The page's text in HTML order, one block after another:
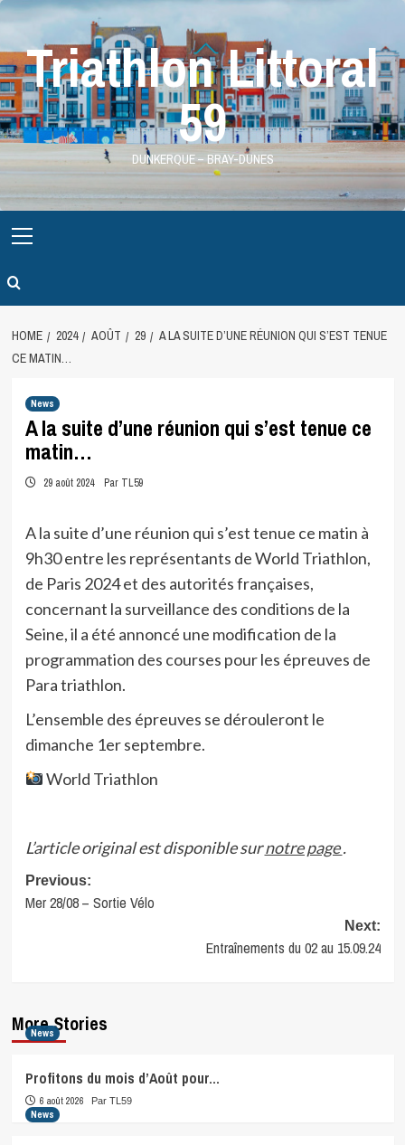
Skip
contentTriathlon Littoral
59
DUNKERQUE – BRAY-DUNES
Menu
HOME 2024 AOÛT 29
A LA SUITE D’UNE RÉUNION QUI S’EST TENUE
CE MATIN…
News
A la suite d’une réunion qui s’est tenue ce
matin…
29 août 2024 Par TL59
A la suite d’une réunion qui s’est tenue ce matin à
9h30 entre les représentants de World Triathlon,
de Paris 2024 et des autorités françaises,
concernant la surveillance des conditions de la
Seine, il a été annoncé une modification de la
programmation des courses pour les épreuves de
Para triathlon.
L’ensemble des épreuves se dérouleront le
dimanche 1er septembre.
World Triathlon
L’article original est disponible surnotre page.
Post
navigation
Previous:
Mer 28/08 – Sortie Vélo
Next:
Entraînements du 02 au 15.09.24
More Stories
News
Profitons du mois d’Août pour…
6 août 2026 Par TL59
News